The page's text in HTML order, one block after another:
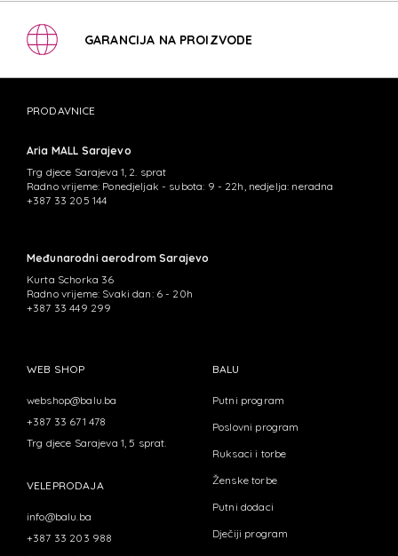
GARANCIJA NA PROIZVODE
PRODAVNICE
Aria MALL Sarajevo
Trg djece Sarajeva 1, 2. sprat
Radno vrijeme: Ponedjeljak - subota: 9 - 22h, nedjelja: neradna
+387 33 205 144
Međunarodni aerodrom Sarajevo
Kurta Schorka 36
Radno vrijeme: Svaki dan: 6 - 20h
+387 33 449 299
WEB SHOP
webshop@balu.ba
+387 33 671 478
Trg djece Sarajeva 1, 5 sprat.
VELEPRODAJA
info@balu.ba
+387 33 203 988
BALU
Putni program
Poslovni program
Ruksaci i torbe
Ženske torbe
Putni dodaci
Dječiji program